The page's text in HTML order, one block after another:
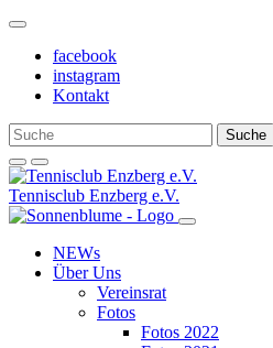
Weiter
Inhalt
facebook
instagram
Kontakt
Tennisclub Enzberg e.V.
NEWs
Über Uns
Vereinsrat
Fotos
Fotos 2022